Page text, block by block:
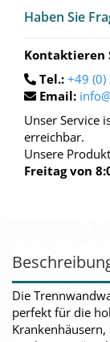
Haben Sie
Kontaktieren
Tel.: +49
Email:
Unser Service
erreichbar.
Unsere
Freitag von
Die
perfekt für die